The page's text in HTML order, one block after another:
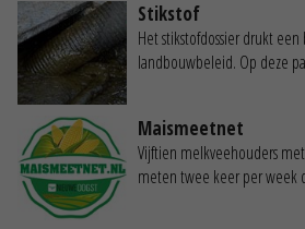
Stikstof
Het stikstofdossier drukt
landbouwbeleid. Op deze
Maismeetnet
Vijftien melkveehouders
meten twee keer per week